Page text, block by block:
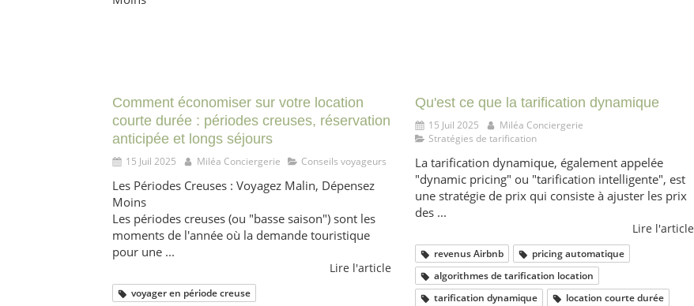
Comment économiser sur votre location
courte durée : périodes creuses, réservation
anticipée et longs séjours
15 Juil 2025 Miléa Conciergerie Conseils voyageurs
Les Périodes Creuses : Voyagez Malin, Dépensez
Moins
Les périodes creuses (ou "basse saison") sont les
moments de l'année où la demande touristique
pour une ...
Lire l'article
voyager en période creuse
Qu'est ce que la tarification dynamique
15 Juil 2025
Miléa Conciergerie
Stratégies de tarification
La tarification dynamique, également appelée
"dynamic pricing" ou "tarification intelligente", est
une stratégie de prix qui consiste à ajuster les prix
des ...
Lire l'article
revenus Airbnb
pricing automatique
algorithmes de tarification location
tarification dynamique
location courte durée